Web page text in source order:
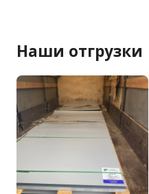
Наши отгрузки